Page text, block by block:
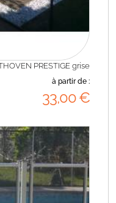
PRESTIGE grise
à partir de :
33,00€